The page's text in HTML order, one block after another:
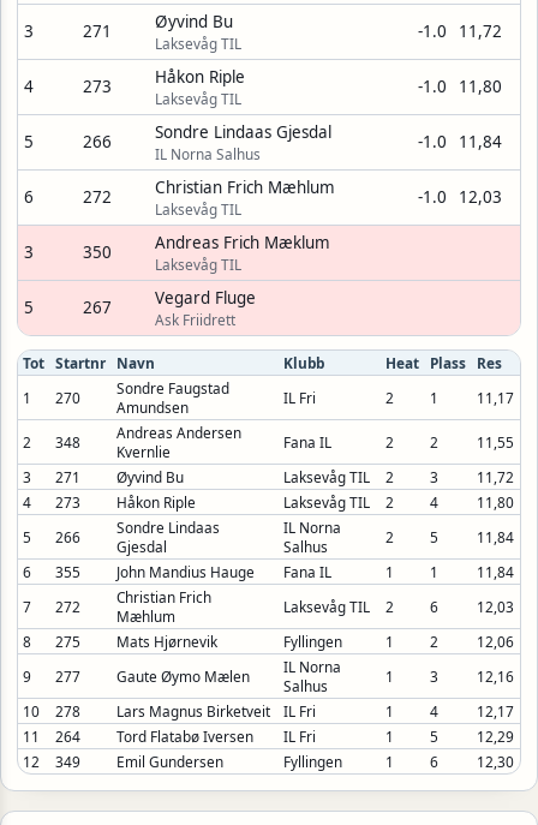
3 271 Øyvind Bu
Laksevåg TIL
-1.0 11,72
4 273 Håkon Riple
Laksevåg TIL
-1.0 11,80
5 266 Sondre Lindaas Gjesdal
IL Norna Salhus
-1.0 11,84
6 272 Christian Frich Mæhlum
Laksevåg TIL
-1.0 12,03
3 350 Andreas Frich Mæklum
Laksevåg TIL
5 267 Vegard Fluge
Ask Friidrett
Tot Startnr Navn Klubb Heat Plass
Res
1
270
Sondre Faugstad
Amundsen
IL Fri 2 1 11,17
2 348
Andreas Andersen
Kvernlie
Fana IL 2 2
11,55
3
271 Øyvind Bu Laksevåg TIL 2 3
11,72
4
273 Håkon Riple Laksevåg TIL 2 4
11,80
5
266
Sondre Lindaas
Gjesdal
IL Norna
Salhus
2 5
11,84
6
355 John Mandius Hauge Fana IL 1 1
11,84
7
272
Christian Frich
Mæhlum
Laksevåg TIL 2 6
12,03
8
275 Mats Hjørnevik Fyllingen 1 2
12,06
9
277 Gaute Øymo Mælen
IL Norna
Salhus
1 3
12,16
10
278 Lars Magnus Birketveit IL Fri 1 4
12,17
11
264 Tord Flatabø Iversen IL Fri 1 5
12,29
12
349 Emil Gundersen Fyllingen 1 6 12,30